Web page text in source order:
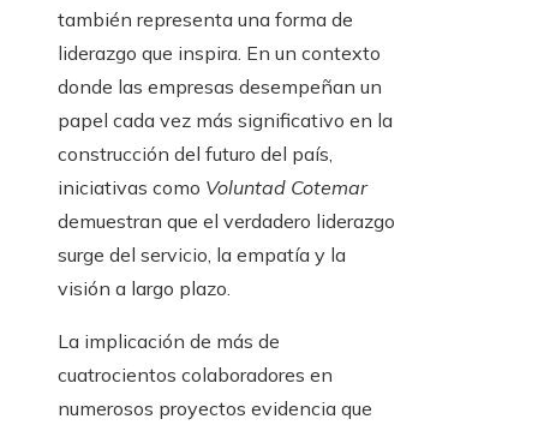
también representa una forma de
liderazgo que inspira. En un contexto
donde las empresas desempeñan un
papel cada vez más significativo en la
construcción del futuro del país,
iniciativas como Voluntad Cotemar
demuestran que el verdadero liderazgo
surge del servicio, la empatía y la
visión a largo plazo.
La implicación de más de
cuatrocientos colaboradores en
numerosos proyectos evidencia que